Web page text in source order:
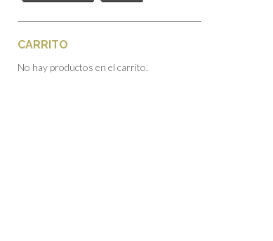
CARRITO
No hay productos en el carrito.